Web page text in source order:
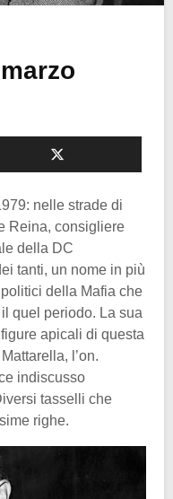
nelle strade di
Reina, consigliere
della DC
tanti, un nome in più
della Mafia che
quel periodo. La sua
apicali di questa
l’on.
indiscusso
tasselli che
righe.